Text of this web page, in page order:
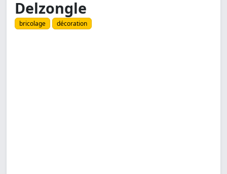
Delzongle
bricolage décoration